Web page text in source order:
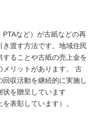
など）が古紙などの再
渡す方法です。地域住民
ることや古紙の売上金を
メリットがあります。 古
収活動を継続的に実施し
状を贈呈しています
表彰しています）。